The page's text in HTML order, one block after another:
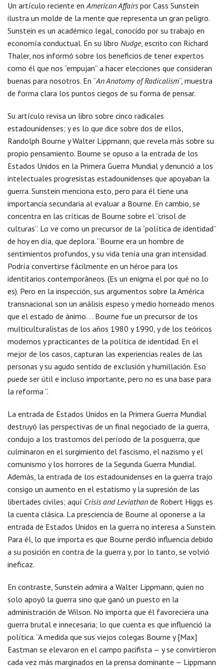
Un artículo reciente enAmerican Affairs por Cass Sunstein
ilustra un molde de la mente que representa un gran peligro.
Sunstein es un académico legal, conocido por su trabajo en
economía conductual. En su libro Nudge, escrito con Richard
Thaler, nos informó sobre los beneficios de tener expertos
como él que nos “empujan” a hacer elecciones que consideran
buenas para nosotros. En “An Anatomy of Radicalism“, muestra
de forma clara los puntos ciegos de su forma de pensar.
Su artículo revisa un libro sobre cinco radicales
estadounidenses; y es lo que dice sobre dos de ellos,
Randolph Bourne y Walter Lippmann, que revela más sobre su
propio pensamiento. Bourne se opuso a la entrada de los
Estados Unidos en la Primera Guerra Mundial y denunció a los
intelectuales progresistas estadounidenses que apoyaban la
guerra. Sunstein menciona esto, pero para él tiene una
importancia secundaria al evaluar a Bourne. En cambio, se
concentra en las críticas de Bourne sobre el “crisol de
culturas”. Lo ve como un precursor de la “política de identidad”
de hoy en día, que deplora. “Bourne era un hombre de
sentimientos profundos, y su vida tenía una gran intensidad.
Podría convertirse fácilmente en un héroe para los
identitarios contemporáneos. (Es un enigma el por qué no lo
es). Pero en la inspección, sus argumentos sobre la América
transnacional son un análisis espeso y medio horneado menos
que el estado de ánimo. . . Bourne fue un precursor de los
multiculturalistas de los años 1980 y 1990, y de los teóricos
modernos y practicantes de la política de identidad. En el
mejor de los casos, capturan las experiencias reales de las
personas y su agudo sentido de exclusión y humillación. Eso
puede ser útil e incluso importante, pero no es una base para
la reforma “.
La entrada de Estados Unidos en la Primera Guerra Mundial
destruyó las perspectivas de un final negociado de la guerra,
condujo a los trastornos del período de la posguerra, que
culminaron en el surgimiento del fascismo, el nazismo y el
comunismo y los horrores de la Segunda Guerra Mundial.
Además, la entrada de los estadounidenses en la guerra trajo
consigo un aumento en el estatismo y la supresión de las
libertades civiles; aquí Crisis and Leviathan de Robert Higgs es
la cuenta clásica. La presciencia de Bourne al oponerse a la
entrada de Estados Unidos en la guerra no interesa a Sunstein.
Para él, lo que importa es que Bourne perdió influencia debido
a su posición en contra de la guerra y, por lo tanto, se volvió
ineficaz.
En contraste, Sunstein admira a Walter Lippmann, quien no
solo apoyó la guerra sino que ganó un puesto en la
administración de Wilson. No importa que él favoreciera una
guerra brutal e innecesaria; lo que cuenta es que influenció la
política. “A medida que sus viejos colegas Bourne y [Max]
Eastman se elevaron en el campo pacifista — y se convirtieron
cada vez más marginados en la prensa dominante — Lippmann